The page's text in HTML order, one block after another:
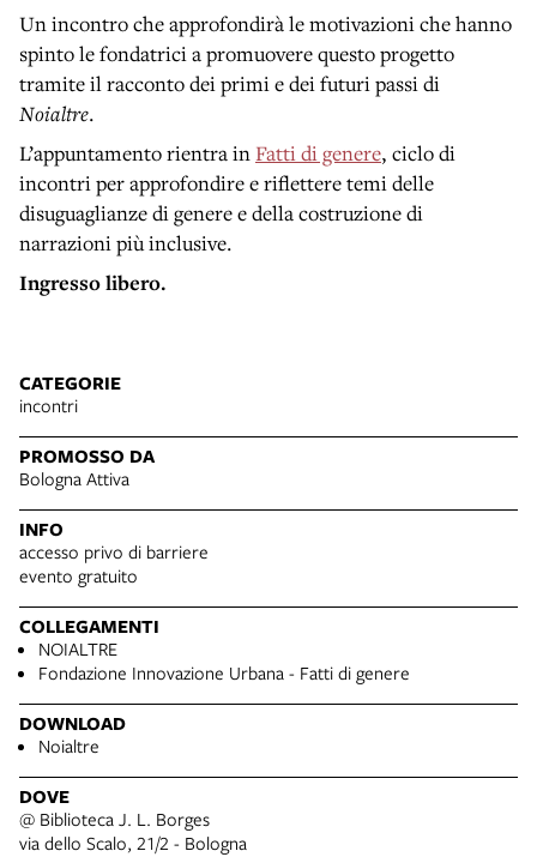
Un incontro che approfondirà le motivazioni che hanno
spinto le fondatrici a promuovere questo progetto
tramite il racconto dei primi e dei futuri passi di
Noialtre.
L’appuntamento rientra inFatti di genere, ciclo di
incontri per approfondire e riflettere temi delle
disuguaglianze di genere e della costruzione di
narrazioni più inclusive.
Ingresso libero.
CATEGORIE
incontri
PROMOSSO DA
Bologna Attiva
INFO
accesso privo di barriere
evento gratuito
COLLEGAMENTI
NOIALTRE
Fondazione Innovazione Urbana - Fatti di genere
DOWNLOAD
Noialtre
DOVE
@ Biblioteca J. L. Borges
via dello Scalo, 21/2 - Bologna